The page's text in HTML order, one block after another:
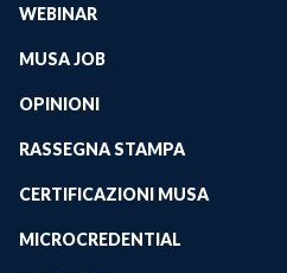
WEBINAR
MUSA JOB
OPINIONI
RASSEGNA STAMPA
CERTIFICAZIONI MUSA
MICROCREDENTIAL